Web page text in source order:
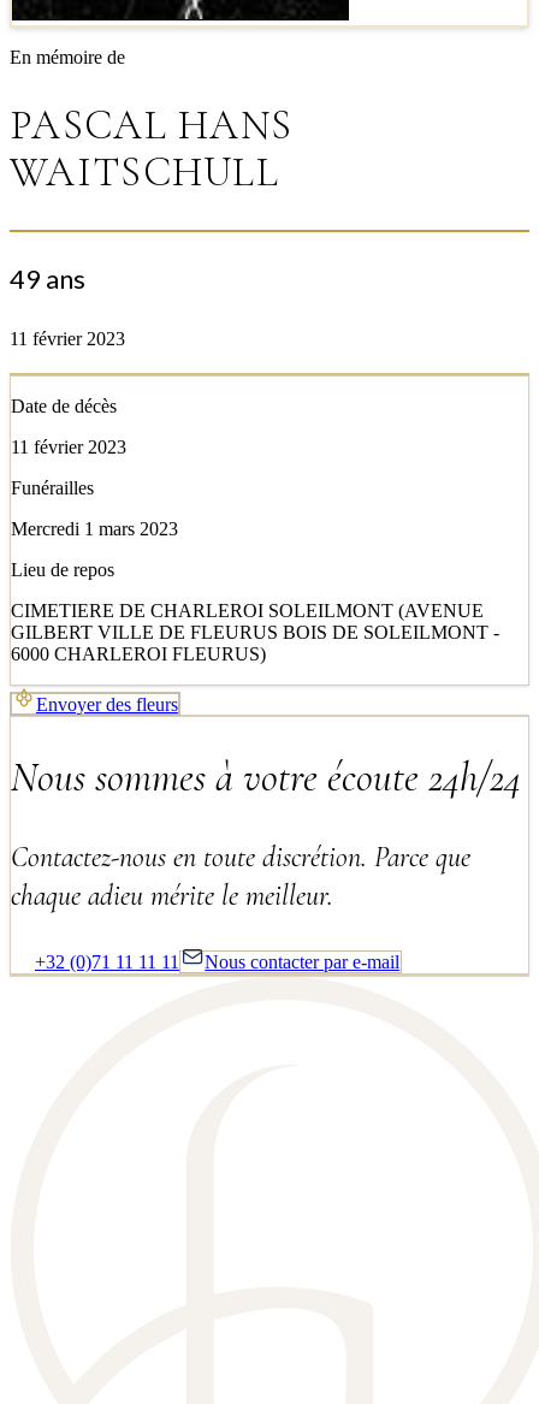
En mémoire de
PASCAL HANS
WAITSCHULL
49 ans
11 février 2023
Date de décès
11 février 2023
Funérailles
Mercredi 1 mars 2023
Lieu de repos
CIMETIERE DE CHARLEROI SOLEILMONT (AVENUE
GILBERT VILLE DE FLEURUS BOIS DE SOLEILMONT -
6000 CHARLEROI FLEURUS)
Envoyer des fleurs
Nous sommes à votre écoute 24h/24
Contactez-nous en toute discrétion. Parce que
chaque adieu mérite le meilleur.
+32 (0)71 11 11 11 Nous contacter par e-mail